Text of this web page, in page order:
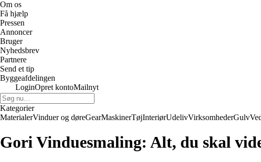
Om os
Få hjælp
Pressen
Annoncer
Bruger
Nyhedsbrev
Partnere
Send et tip
Byggeafdelingen
LoginOpret kontoMailnyt
Kategorier
MaterialerVinduer og døreGearMaskinerTøjInteriørUdelivVirksomhederGulv
Gori Vinduesmaling: Alt, du skal